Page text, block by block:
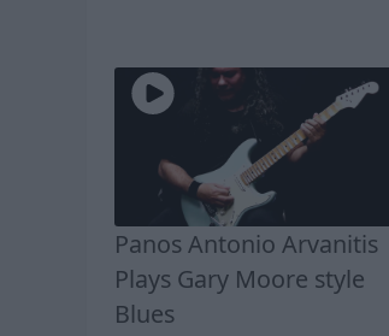
Panos Antonio Arvanitis
Plays Gary Moore style
Blues